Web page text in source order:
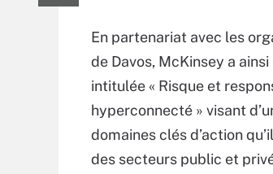
En partenariat avec les
de Davos, McKinsey a
intitulée « Risque et
hyperconnecté » visant
domaines clés d’action
des secteurs public et